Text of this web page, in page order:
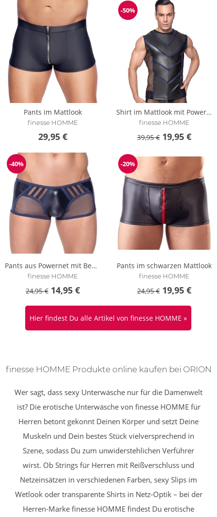
Pants im Mattlook
finesse HOMME
29,95 €
Reduzierung
-50%
Shirt im Mattlook mit Powernet-Rücken
finesse HOMME
39,95 € 19,95 €
Reduzierung
-40%
Pants aus Powernet mit Beutel im Mattlook
finesse HOMME
24,95 € 14,95 €
Reduzierung
-20%
Pants im schwarzen Mattlook
finesse HOMME
24,95 € 19,95 €
Hier findest Du alle Artikel von finesse HOMME »
finesse HOMME Produkte online kaufen bei ORION
Wer sagt, dass sexy Unterwäsche nur für die Damenwelt
ist? Die erotische Unterwäsche von finesse HOMME für
Herren betont gekonnt Deinen Körper und setzt Deine
Muskeln und Dein bestes Stück vielversprechend in
Szene, sodass Du zum unwiderstehlichen Verführer
wirst. Ob Strings für Herren mit Reißverschluss und
Netzeinsätzen in verschiedenen Farben, sexy Slips im
Wetlook oder transparente Shirts in Netz-Optik – bei der
Herren-Marke finesse HOMME findest Du erotische